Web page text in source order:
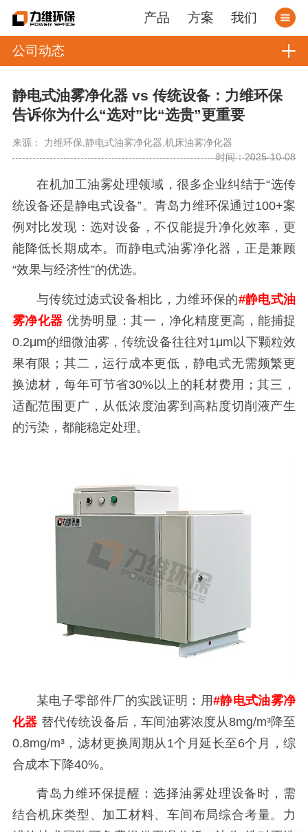
产品 方案 我们
公司动态
静电式油雾净化器 vs 传统设备：力维环保
告诉你为什么“选对”比“选贵”更重要
来源： 力维环保,静电式油雾净化器,机床油雾净化器
时间：2025-10-08
在机加工油雾处理领域，很多企业纠结于“选传
统设备还是静电式设备”。青岛力维环保通过100+案
例对比发现：选对设备，不仅能提升净化效率，更
能降低长期成本。而静电式油雾净化器，正是兼顾
“效果与经济性”的优选。
与传统过滤式设备相比，力维环保的#静电式油
雾净化器 优势明显：其一，净化精度更高，能捕捉
0.2μm的细微油雾，传统设备往往对1μm以下颗粒效
果有限；其二，运行成本更低，静电式无需频繁更
换滤材，每年可节省30%以上的耗材费用；其三，
适配范围更广，从低浓度油雾到高粘度切削液产生
的污染，都能稳定处理。
某电子零部件厂的实践证明：用#静电式油雾净
化器 替代传统设备后，车间油雾浓度从8mg/m³降至
0.8mg/m³，滤材更换周期从1个月延长至6个月，综
合成本下降40%。
青岛力维环保提醒：选择油雾处理设备时，需
结合机床类型、加工材料、车间布局综合考量。力